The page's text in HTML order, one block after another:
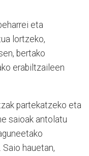
eta
lortzeko,
bertako
erabiltzaileen
partekatzeko eta
saioak antolatu
hauetan,